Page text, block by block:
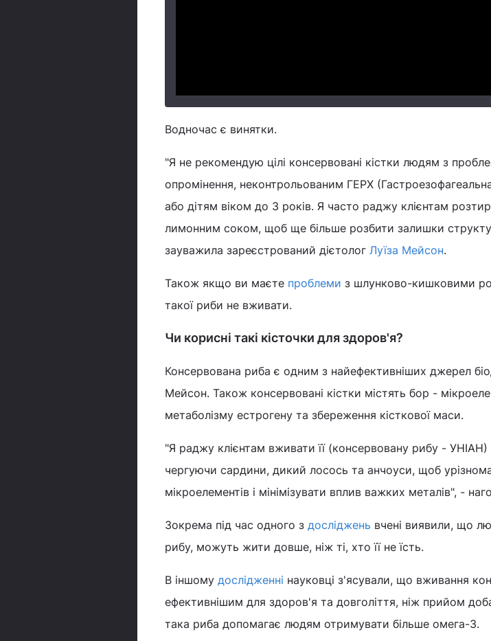
Водночас є винятки.
"Я не рекомендую цілі консервовані кістки людям з
опромінення, неконтрольованим ГЕРХ
або дітям віком до 3 років. Я часто раджу клієнтам
лимонним соком, щоб ще більше розбити залишки
зауважила зареєстрований дієтолог Луїза Мейсон.
Також якщо ви маєте проблеми з шлунково-кишковими
такої риби не вживати.
Чи корисні такі кісточки для здоров'я?
Консервована риба є одним з найефективніших джерел
Мейсон. Також консервовані кістки містять бор -
метаболізму естрогену та збереження кісткової маси.
"Я раджу клієнтам вживати її (консервовану рибу -
чергуючи сардини, дикий лосось та анчоуси, щоб
мікроелементів і мінімізувати вплив важких металів", -
Зокрема під час одного з досліджень вчені виявили, що
рибу, можуть жити довше, ніж ті, хто її не їсть.
В іншому дослідженні науковці з'ясували, що вживання
ефективнішим для здоров'я та довголіття, ніж прийом
така риба допомагає людям отримувати більше омега-3.